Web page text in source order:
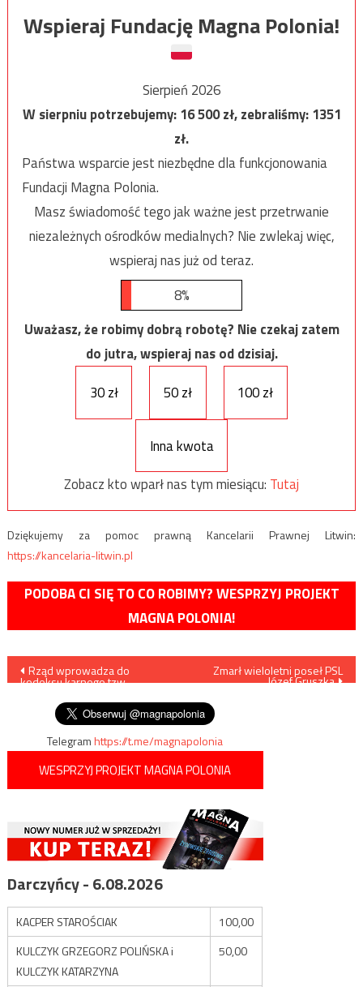
Wspieraj Fundację Magna Polonia!
Sierpień 2026
W sierpniu potrzebujemy:16 500zł, zebraliśmy:1351
zł.
Państwa wsparcie jest niezbędne dla funkcjonowania
Fundacji Magna Polonia.
Masz świadomość tego jak ważne jest przetrwanie
niezależnych ośrodków medialnych? Nie zwlekaj więc,
wspieraj nas już od teraz.
8%
Uważasz, że robimy dobrą robotę? Nie czekaj zatem
do jutra, wspieraj nas od dzisiaj.
30 zł
50 zł 100 zł
Inna kwota
Zobacz kto wparł nas tym miesiącu: Tutaj
Dziękujemy za pomoc prawną Kancelarii Prawnej Litwin:
https://kancelaria-litwin.pl
PODOBA CI SIĘ TO CO ROBIMY? WESPRZYJ PROJEKT
MAGNA POLONIA!
Nawigacja
wpisu
Rząd wprowadza do
kodeksu karnego tzw.
Zmarł wieloletni poseł PSL
Józef Gruszka
Telegramhttps://t.me/magnapolonia
WESPRZYJ PROJEKT MAGNA POLONIA
Darczyńcy - 6.08.2026
KACPER STAROŚCIAK
100,00
KULCZYK GRZEGORZ POLIŃSKA i
KULCZYK KATARZYNA
50,00